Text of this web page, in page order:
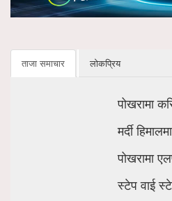
ताजा समाचार लोकप्रिय
पोखरामा
मर्दी
पोखरामा
स्टेप वाई